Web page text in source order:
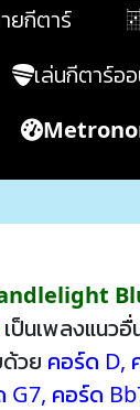
ยกีตาร์
เล่นกีตาร์อ
เป็นเพลงแนว
วย คอร์ด D,
G7, คอร์ด